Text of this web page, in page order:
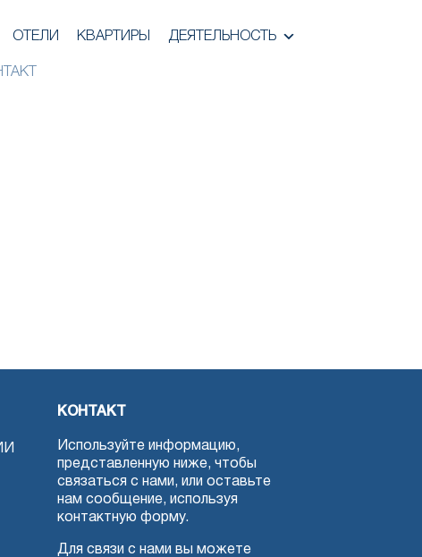
ОТЕЛИ КВАРТИРЫ ДЕЯТЕЛЬНОСТЬ
КОНТАКТ
Используйте информацию,
представленную ниже, чтобы
связаться с нами, или оставьте
нам сообщение, используя
контактную форму.
Для связи с нами вы можете